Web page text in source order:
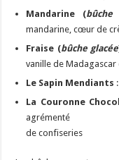
Mandarine (bûche
mandarine, cœur de
Fraise (bûche glacée
vanille de
Le Sapin Mendiants
La Couronne
agrémenté
de confiseries